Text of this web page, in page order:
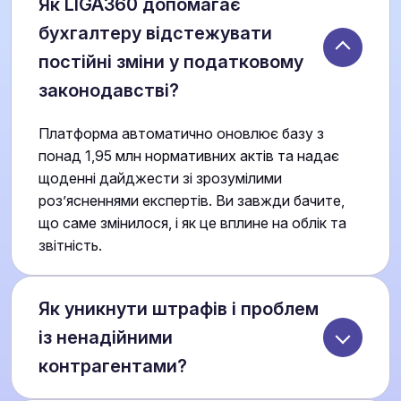
Як LIGA360 допомагає
бухгалтеру відстежувати
постійні зміни у податковому
законодавстві?
Платформа автоматично оновлює базу з
понад 1,95 млн нормативних актів та надає
щоденні дайджести зі зрозумілими
роз’ясненнями експертів. Ви завжди бачите,
що саме змінилося, і як це вплине на облік та
звітність.
Як уникнути штрафів і проблем
із ненадійними
контрагентами?